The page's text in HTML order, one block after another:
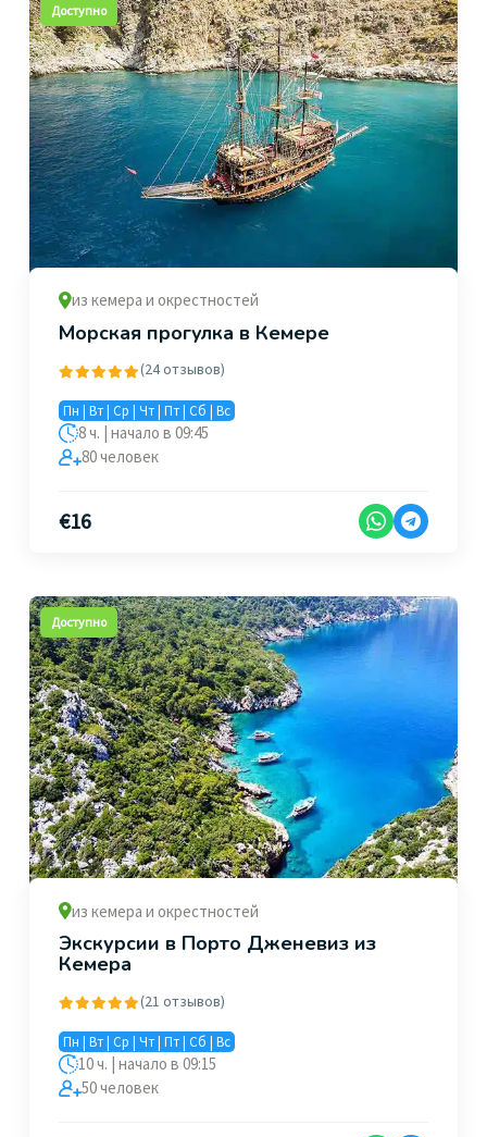
Доступно
из кемера и окрестностей
Морская прогулка в Кемере
(24 отзывов)
Пн | Вт | Ср | Чт | Пт | Сб | Вс
8 ч. | начало в 09:45
80 человек
€16
Доступно
из кемера и окрестностей
Экскурсии в Порто Дженевиз из
Кемера
(21 отзывов)
Пн | Вт | Ср | Чт | Пт | Сб | Вс
10 ч. | начало в 09:15
50 человек